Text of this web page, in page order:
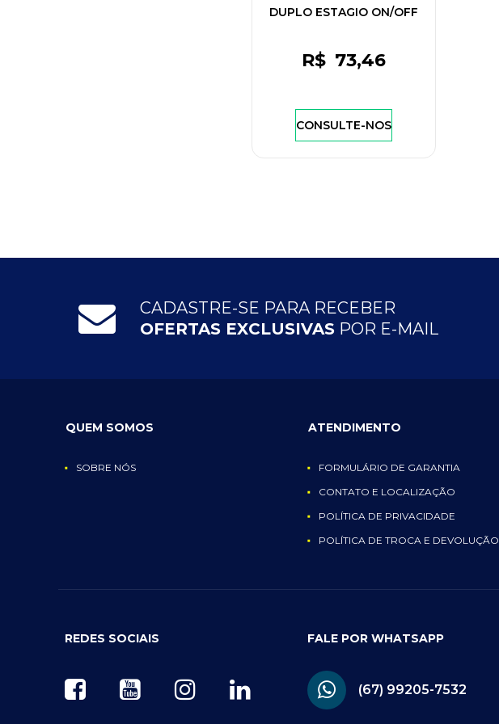
DUPLO ESTAGIO ON/OFF
R$ 73,46
CONSULTE-NOS
CADASTRE-SE PARA RECEBER
OFERTAS EXCLUSIVAS POR E-MAIL
QUEM SOMOS
SOBRE NÓS
ATENDIMENTO
FORMULÁRIO DE GARANTIA
CONTATO E LOCALIZAÇÃO
POLÍTICA DE PRIVACIDADE
POLÍTICA DE TROCA E DEVOLUÇÃO
REDES SOCIAIS FALE POR WHATSAPP
(67) 99205-7532